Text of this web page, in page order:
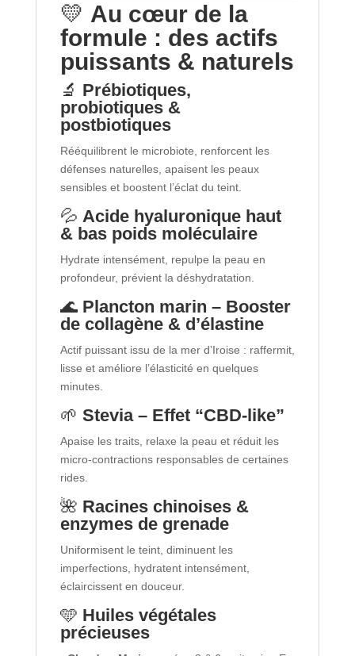
💛 Au cœur de la
formule : des actifs
puissants & naturels
🔬 Prébiotiques,
probiotiques &
postbiotiques
Rééquilibrent le microbiote, renforcent les
défenses naturelles, apaisent les peaux
sensibles et boostent l’éclat du teint.
💦 Acide hyaluronique haut
& bas poids moléculaire
Hydrate intensément, repulpe la peau en
profondeur, prévient la déshydratation.
🌊 Plancton marin – Booster
de collagène & d’élastine
Actif puissant issu de la mer d’Iroise : raffermit,
lisse et améliore l’élasticité en quelques
minutes.
🌱 Stevia – Effet “CBD-like”
Apaise les traits, relaxe la peau et réduit les
micro-contractions responsables de certaines
rides.
🌺 Racines chinoises &
enzymes de grenade
Uniformisent le teint, diminuent les
imperfections, hydratent intensément,
éclaircissent en douceur.
🩵 Huiles végétales
précieuses